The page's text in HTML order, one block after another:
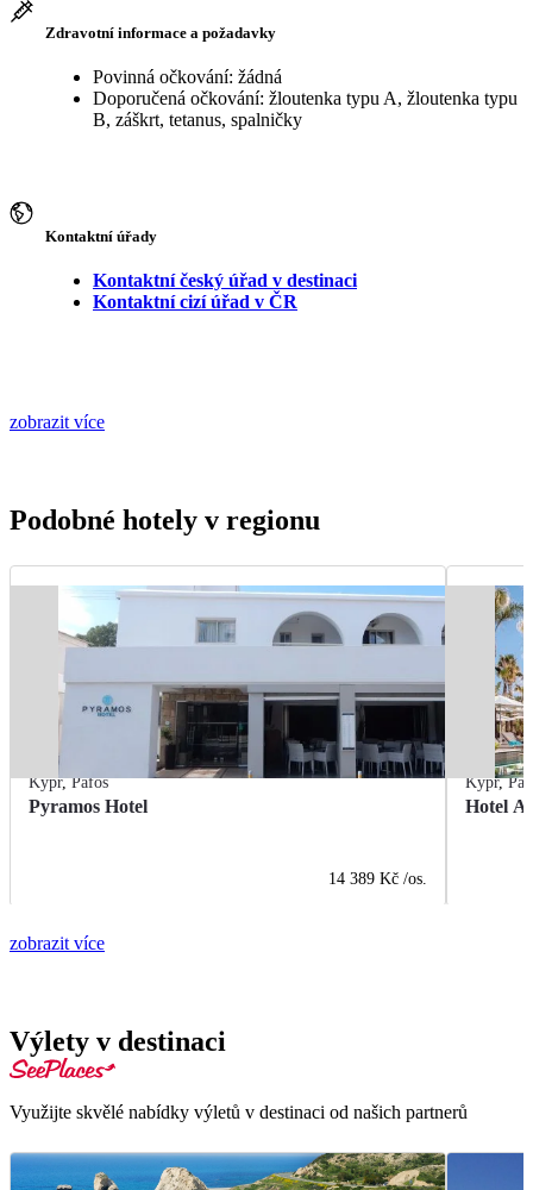
Zdravotní informace a požadavky
Povinná očkování: žádná
Doporučená očkování: žloutenka typu A, žloutenka typu
B, záškrt, tetanus, spalničky
Kontaktní úřady
Kontaktní český úřad v destinaci
Kontaktní cizí úřad v ČR
zobrazit více
Podobné hotely v regionu
Kypr,Pafos
Pyramos Hotel
14 389 Kč /os.
Kypr,
Hotel
zobrazit více
Výlety v destinaci
Využijte skvělé nabídky výletů v destinaci od našich partnerů